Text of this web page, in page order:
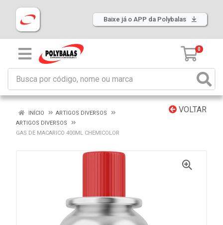
Baixe já o APP da Polybalas
0
VOLTAR
INÍCIO
ARTIGOS DIVERSOS
ARTIGOS DIVERSOS
GAS DE MACARICO 400ML CHEMICOLOR